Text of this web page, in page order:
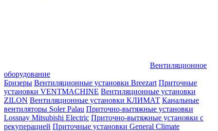
Вентиляционное
оборудование
Бризеры Вентиляционные установки Breezart Приточные
установки VENTMACHINE Вентиляционные установки
ZILON Вентиляционные установки КЛИМАТ Канальные
вентиляторы Soler Palau Приточно-вытяжные установки
Lossnay Mitsubishi Electric Приточно-вытяжные установки с
рекуперацией Приточные установки General Climate